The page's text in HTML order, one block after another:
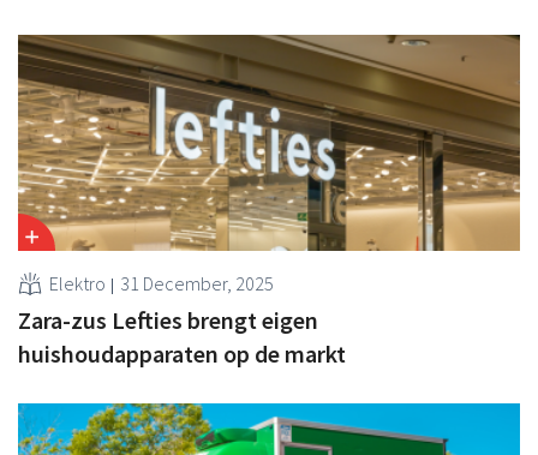
Elektro 31 December, 2025
Zara-zus Lefties brengt eigen
huishoudapparaten op de markt